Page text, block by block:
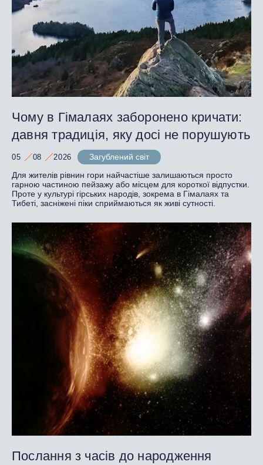
Чому в Гімалаях заборонено кричати:
давня традиція, яку досі не порушують
05 08 2026
Загублений світ
Для жителів рівнин гори найчастіше залишаються просто
гарною частиною пейзажу або місцем для короткої відпустки.
Проте у культурі гірських народів, зокрема в Гімалаях та
Тибеті, засніжені піки сприймаються як живі сутності.
Послання з часів до народження